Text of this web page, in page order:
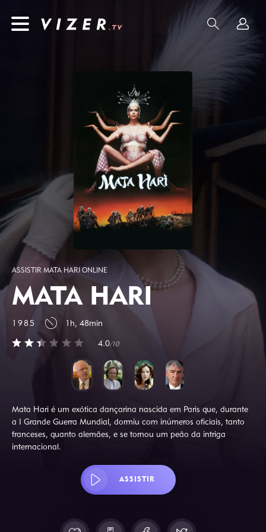
ASSISTIR MATA HARI ONLINE
MATA HARI
1985 1h, 48min
4.0/10
Mata Hari é um exótica dançarina nascida em Paris que, durante
a I Grande Guerra Mundial, dormiu com inúmeros oficiais, tanto
franceses, quanto alemães, e se tornou um peão da intriga
internacional.
ASSISTIR